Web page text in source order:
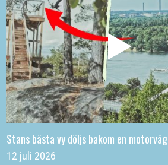
Stans bästa vy döljs bakom en motorväg
12 juli 2026